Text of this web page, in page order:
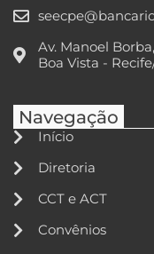
Av. Manoel
Boa Vista -
Navegação
Início
Diretoria
CCT e ACT
Convênios